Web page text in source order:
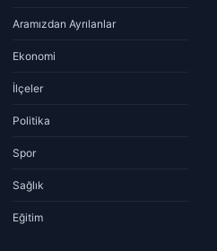
Aramızdan Ayrılanlar
Ekonomi
İlçeler
Politika
Spor
Sağlık
Eğitim